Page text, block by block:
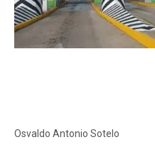
Osvaldo Antonio Sotelo